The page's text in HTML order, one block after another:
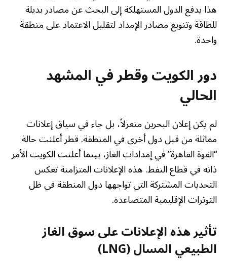
هذا يدفع الدول المستهلكة إلى البحث عن مصادر بديلة
للطاقة وتنويع مصادر الإمداد لتقليل الاعتماد على منطقة
واحدة.
دور الكويت وقطر في المشهد
الحالي
لم يكن إعلان البحرين منعزلاً، بل جاء في سياق إعلانات
مماثلة من قبل دول أخرى في المنطقة. قطر أعلنت حالة
“القوة القاهرة” في إمدادات الغاز، بينما أعلنت الكويت الأمر
ذاته في قطاع النفط. هذه الإعلانات المتزامنة تعكس
التحديات المشتركة التي تواجهها دول المنطقة في ظل
التوترات الإقليمية المتصاعدة.
تأثير هذه الإعلانات على سوق الغاز
الطبيعي المسال (LNG)